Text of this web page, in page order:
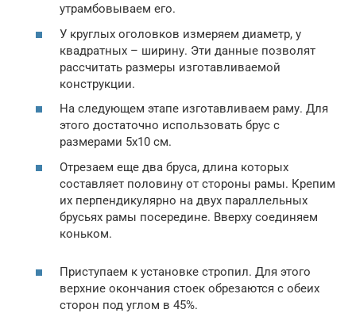
утрамбовываем его.
У круглых оголовков измеряем диаметр, у
квадратных – ширину. Эти данные позволят
рассчитать размеры изготавливаемой
конструкции.
На следующем этапе изготавливаем раму. Для
этого достаточно использовать брус с
размерами 5х10 см.
Отрезаем еще два бруса, длина которых
составляет половину от стороны рамы. Крепим
их перпендикулярно на двух параллельных
брусьях рамы посередине. Вверху соединяем
коньком.
Приступаем к установке стропил. Для этого
верхние окончания стоек обрезаются с обеих
сторон под углом в 45%.